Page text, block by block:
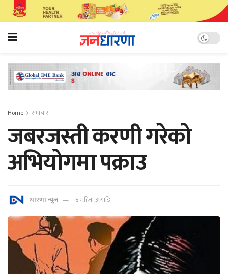
Home समाचार
जबरजस्ती करणी गरेको
अभियोगमा पक्राउ
धारणा न्यूज ६ महिना अगाडि